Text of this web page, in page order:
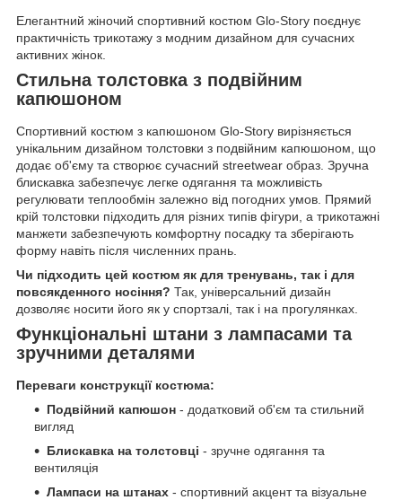
Елегантний жіночий спортивний костюм Glo-Story поєднує
практичність трикотажу з модним дизайном для сучасних
активних жінок.
Стильна толстовка з подвійним
капюшоном
Спортивний костюм з капюшоном Glo-Story вирізняється
унікальним дизайном толстовки з подвійним капюшоном, що
додає об'єму та створює сучасний streetwear образ. Зручна
блискавка забезпечує легке одягання та можливість
регулювати теплообмін залежно від погодних умов. Прямий
крій толстовки підходить для різних типів фігури, а трикотажні
манжети забезпечують комфортну посадку та зберігають
форму навіть після численних прань.
Чи підходить цей костюм як для тренувань, так і для
повсякденного носіння? Так, універсальний дизайн
дозволяє носити його як у спортзалі, так і на прогулянках.
Функціональні штани з лампасами та
зручними деталями
Переваги конструкції костюма:
Подвійний капюшон - додатковий об'єм та стильний
вигляд
Блискавка на толстовці - зручне одягання та
вентиляція
Лампаси на штанах - спортивний акцент та візуальне